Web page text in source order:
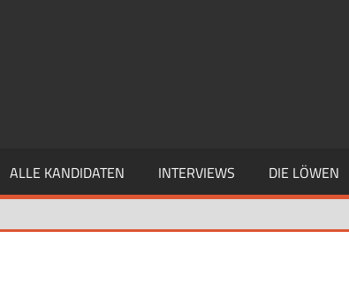
ALLE KANDIDATEN INTERVIEWS DIE LÖWEN